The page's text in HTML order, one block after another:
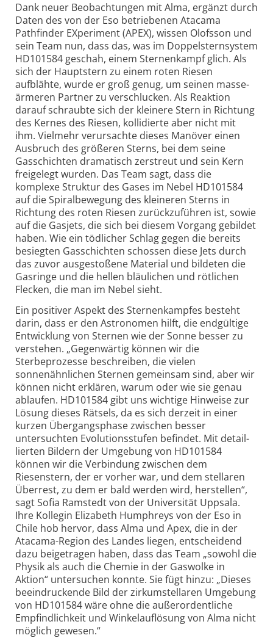
Dank neuer Beobachtungen mit Alma, ergänzt durch
Daten des von der Eso betriebenen Atacama
Pathfinder EXperiment (APEX), wissen Olofsson und
sein Team nun, dass das, was im Doppel­sternsystem
HD101584 geschah, einem Sternenkampf glich. Als
sich der Hauptstern zu einem roten Riesen
aufblähte, wurde er groß genug, um seinen masse­
ärmeren Partner zu verschlucken. Als Reaktion
darauf schraubte sich der kleinere Stern in Richtung
des Kernes des Riesen, kollidierte aber nicht mit
ihm. Vielmehr verursachte dieses Manöver einen
Ausbruch des größeren Sterns, bei dem seine
Gasschichten dramatisch zerstreut und sein Kern
freigelegt wurden. Das Team sagt, dass die
komplexe Struktur des Gases im Nebel HD101584
auf die Spiral­bewegung des kleineren Sterns in
Richtung des roten Riesen zurückzuführen ist, sowie
auf die Gasjets, die sich bei diesem Vorgang gebildet
haben. Wie ein tödlicher Schlag gegen die bereits
besiegten Gasschichten schossen diese Jets durch
das zuvor ausge­stoßene Material und bildeten die
Gasringe und die hellen bläulichen und rötlichen
Flecken, die man im Nebel sieht.
Ein positiver Aspekt des Sternen­kampfes besteht
darin, dass er den Astro­nomen hilft, die endgültige
Entwicklung von Sternen wie der Sonne besser zu
verstehen. „Gegenwärtig können wir die
Sterbeprozesse beschreiben, die vielen
sonnenähnlichen Sternen gemeinsam sind, aber wir
können nicht erklären, warum oder wie sie genau
ablaufen. HD101584 gibt uns wichtige Hinweise zur
Lösung dieses Rätsels, da es sich derzeit in einer
kurzen Übergangsphase zwischen besser
untersuchten Evolutionsstufen befindet. Mit detail­
lierten Bildern der Umgebung von HD101584
können wir die Verbindung zwischen dem
Riesenstern, der er vorher war, und dem stellaren
Überrest, zu dem er bald werden wird, herstellen“,
sagt Sofia Ramstedt von der Universität Uppsala.
Ihre Kollegin Elizabeth Humphreys von der Eso in
Chile hob hervor, dass Alma und Apex, die in der
Atacama-Region des Landes liegen, entscheidend
dazu beigetragen haben, dass das Team „sowohl die
Physik als auch die Chemie in der Gaswolke in
Aktion“ untersuchen konnte. Sie fügt hinzu: „Dieses
beein­druckende Bild der zirkum­stellaren Umgebung
von HD101584 wäre ohne die außer­ordentliche
Empfindlichkeit und Winkelauflösung von Alma nicht
möglich gewesen.“